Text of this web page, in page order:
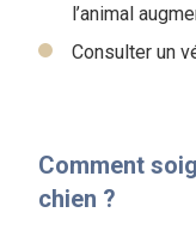
l’animal
Consulter un
Comment
chien ?